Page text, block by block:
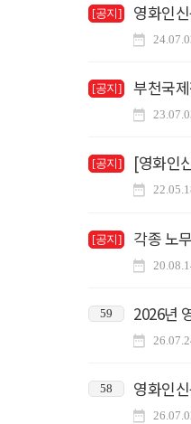
[공지] 영화인
[공지] 부천국
[공지] [영화인
[공지] 각종 노
59 2026년
58 영화인